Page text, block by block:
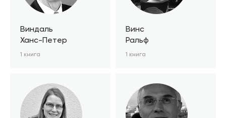
Виндаль
Ханс-Петер
1 книга
Винс
Ральф
1 книга